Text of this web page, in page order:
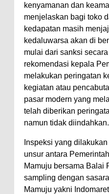
kenyamanan dan
menjelaskan bagi toko
kedapatan masih
kedaluwarsa akan di
mulai dari sanksi
rekomendasi kepala
melakukan peringatan
kegiatan atau
pasar modern yang
telah diberikan
namun tidak diindahkan.
Inspeksi yang
unsur antara
Mamuju bersama Balai
sampling dengan
Mamuju yakni